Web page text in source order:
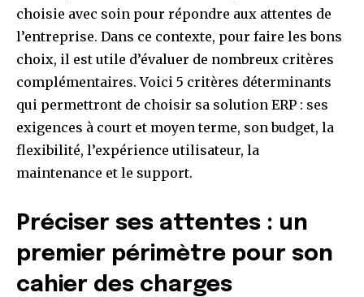
choisie avec soin pour répondre aux attentes de
l’entreprise. Dans ce contexte, pour faire les bons
choix, il est utile d’évaluer de nombreux critères
complémentaires. Voici 5 critères déterminants
qui permettront de choisir sa solution ERP : ses
exigences à court et moyen terme, son budget, la
flexibilité, l’expérience utilisateur, la
maintenance et le support.
Préciser ses attentes : un
premier périmètre pour son
cahier des charges